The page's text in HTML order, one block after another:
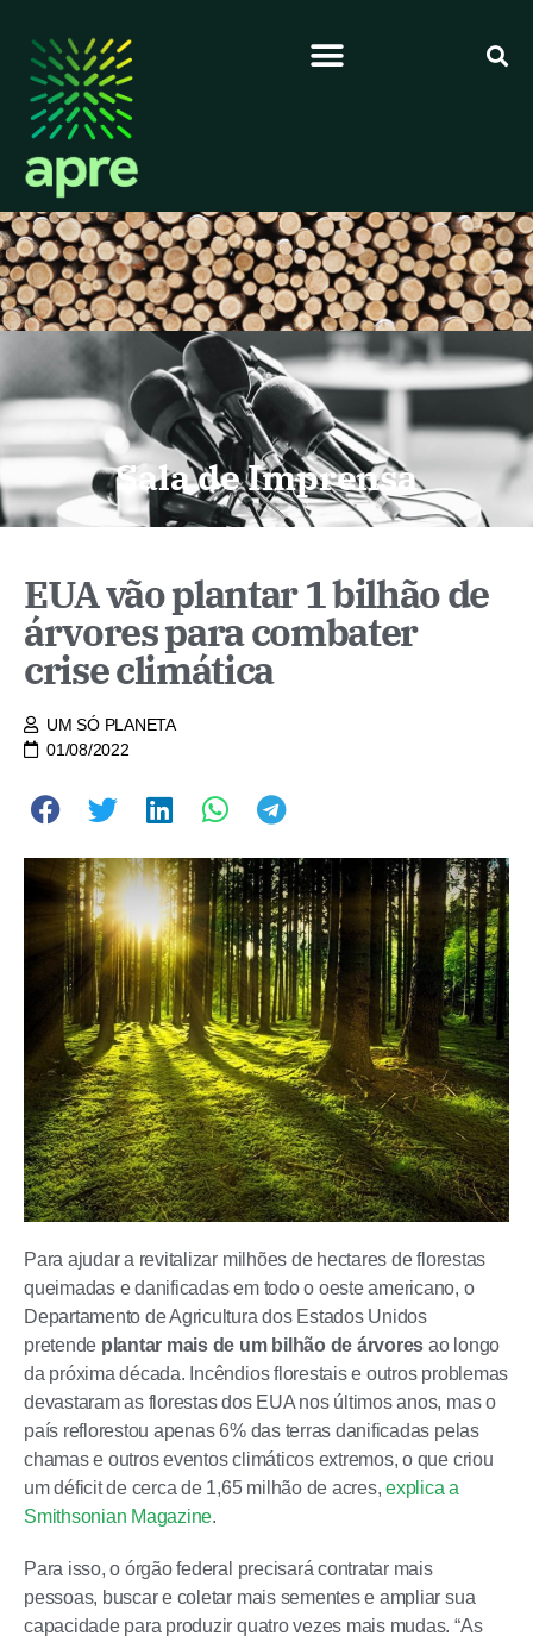
Sala de Imprensa
EUA vão plantar 1 bilhão de
árvores para combater
crise climática
UM SÓ PLANETA
01/08/2022
Para ajudar a revitalizar milhões de hectares de florestas
queimadas e danificadas em todo o oeste americano, o
Departamento de Agricultura dos Estados Unidos
pretende plantar mais de um bilhão de árvores ao longo
da próxima década. Incêndios florestais e outros problemas
devastaram as florestas dos EUA nos últimos anos, mas o
país reflorestou apenas 6% das terras danificadas pelas
chamas e outros eventos climáticos extremos, o que criou
um déficit de cerca de 1,65 milhão de acres,explica a
Smithsonian Magazine.
Para isso, o órgão federal precisará contratar mais
pessoas, buscar e coletar mais sementes e ampliar sua
capacidade para produzir quatro vezes mais mudas. “As